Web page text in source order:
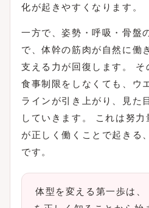
化が起きやすくなります。
一方で、姿勢・呼吸・骨盤
で、体幹の筋肉が自然に働
支える力が回復します。
食事制限をしなくても、ウ
ラインが引き上がり、見た
していきます。 これは努
が正しく働くことで起きる
です。
体型を変える第一歩は、